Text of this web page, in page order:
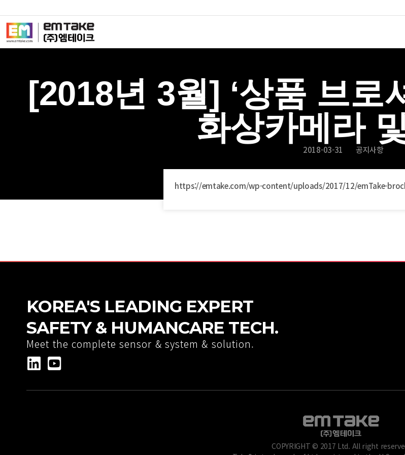
[2018년 3월] ‘상품 브로
화상카메라
2018-03-31 공지사항
https://emtake.com/wp-content/uploads/2017/12/emTake-
KOREA'S LEADING EXPERT
SAFETY & HUMANCARE TECH.
Meet the complete sensor & system & solution.
COPYRIGHT © 2017 Ltd. All right